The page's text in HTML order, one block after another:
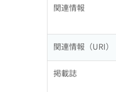
関連情報
関連情報（URI）
掲載誌